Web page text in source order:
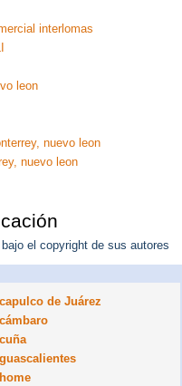
interlomas
leon
nuevo leon
nuevo leon
el copyright de sus autores
de Juárez